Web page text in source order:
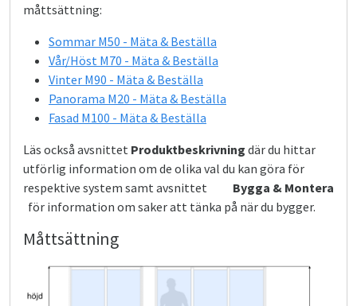
måttsättning:
Sommar M50 - Mäta & Beställa
Vår/Höst M70 - Mäta & Beställa
Vinter M90 - Mäta & Beställa
Panorama M20 - Mäta & Beställa
Fasad M100 - Mäta & Beställa
Läs också avsnittet Produktbeskrivning där du hittar
utförlig information om de olika val du kan göra för
respektive system samt avsnittet
Bygga & Montera
för information om saker att tänka på när du bygger.
Måttsättning